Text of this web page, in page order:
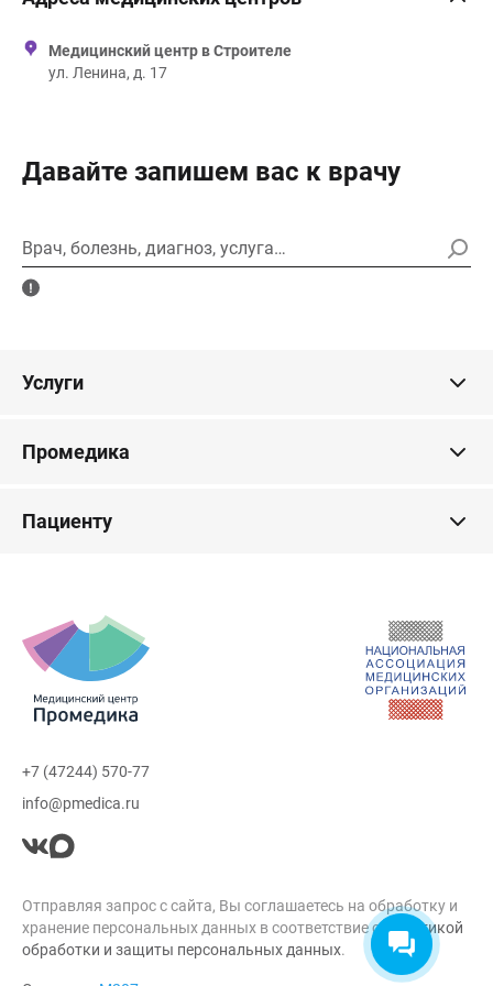
Медицинский центр в Строителе
ул. Ленина, д. 17
Давайте запишем вас к врачу
Врач, болезнь, диагноз, услуга…
Услуги
Промедика
Пациенту
+7 (47244) 570-77
info@pmedica.ru
Отправляя запрос с сайта, Вы соглашаетесь на обработку и
хранение персональных данных в соответствие с Политикой
обработки и защиты персональных данных.